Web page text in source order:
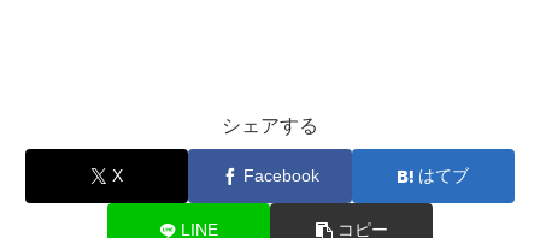
シェアする
X Facebook はてブ
LINE コピー